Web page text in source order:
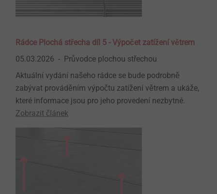
Rádce Plochá střecha díl 5 - Výpočet zatížení větrem
05.03.2026
Průvodce plochou střechou
Aktuální vydání našeho rádce se bude podrobně
zabývat prováděním výpočtu zatížení větrem a ukáže,
které informace jsou pro jeho provedení nezbytné.
Zobrazit článek